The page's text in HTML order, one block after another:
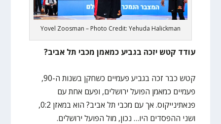
Yovel Zoosman – Photo Credit: Yehuda Halickman
עודד קטש יזכה בגביע כמאמן מכבי תל אביב?
קטש כבר זכה בגביע פעמיים כשחקן בשנות ה-90,
פעמיים כמאמן הפועל ירושלים, ופעם אחת עם
פנאתינייקוס. אך עם מכבי תל אביב? הוא במאזן 0:2,
ושני ההפסדים היו… נכון, מול הפועל ירושלים.